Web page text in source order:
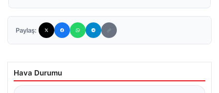
Paylaş:
Hava Durumu